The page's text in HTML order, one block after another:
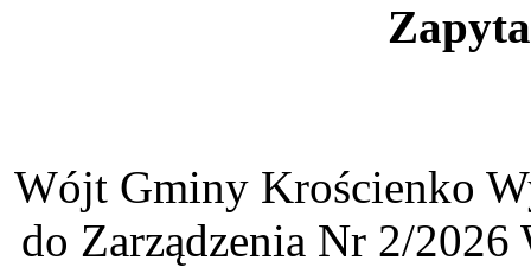
Wójt Gminy Krościenko
do Zarządzenia Nr 2/